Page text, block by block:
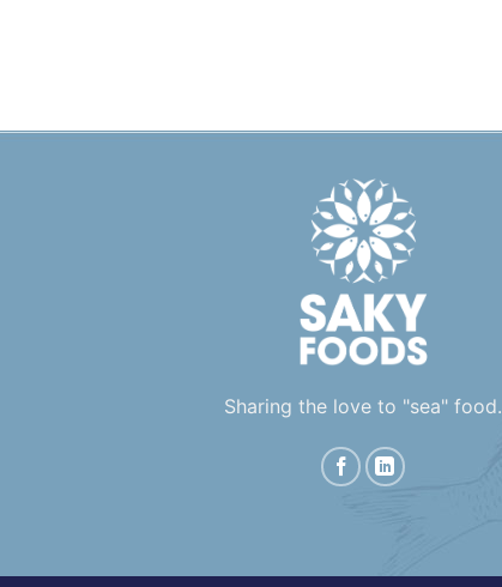
Sharing the love to "sea" food.